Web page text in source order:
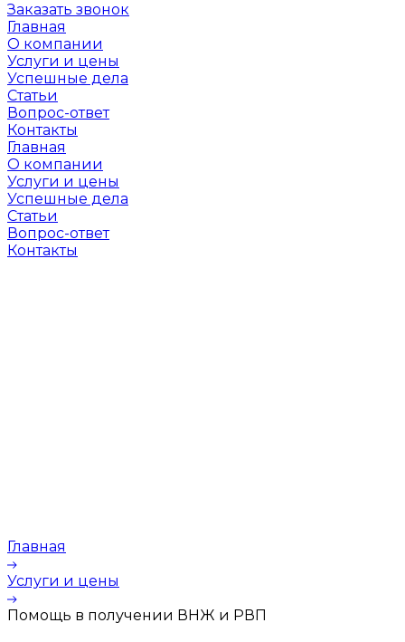
Заказать звонок
Главная
О компании
Услуги и цены
Успешные дела
Статьи
Вопрос-ответ
Контакты
Главная
О компании
Услуги и цены
Успешные дела
Статьи
Вопрос-ответ
Контакты
Главная
Услуги и цены
Помощь в получении ВНЖ и РВП